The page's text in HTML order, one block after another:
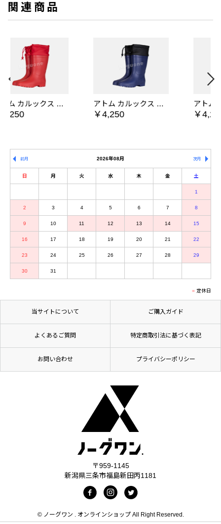
関連商品
アトム カルックス 婦人 ネイビー アトム カルックス 紳士 ネイビー
2026年08月
前月 次月
日 月 火 水 木 金 土
1
2 3 4 5 6 7 8
9 10 11 12 13 14 15
16 17 18 19 20 21 22
23 24 25 26 27 28 29
30 31
定休日
当サイトについて ご購入ガイド
よくあるご質問 特定商取引法に基づく表記
お問い合わせ プライバシーポリシー
〒959-1145
新潟県三条市福島新田丙1181
© ノーグワン . オンラインショップ All Right Reserved.